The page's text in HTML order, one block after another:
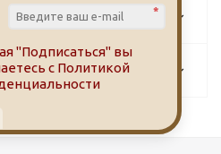
*
"Подписаться" вы
с Политикой